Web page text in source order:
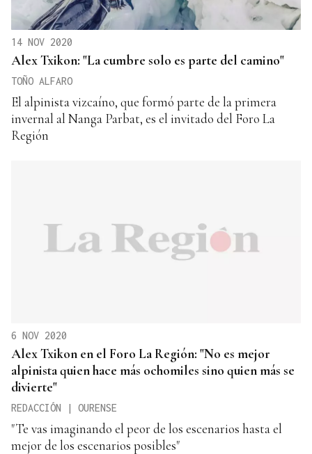
14 NOV 2020
Alex Txikon: "La cumbre solo es parte del camino"
TOÑO ALFARO
El alpinista vizcaíno, que formó parte de la primera
invernal al Nanga Parbat, es el invitado del Foro La
Región
6 NOV 2020
Alex Txikon en el Foro La Región: "No es mejor
alpinista quien hace más ochomiles sino quien más se
divierte"
REDACCIÓN | OURENSE
"Te vas imaginando el peor de los escenarios hasta el
mejor de los escenarios posibles"